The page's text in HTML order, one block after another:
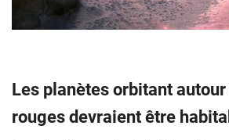
Les planètes orbitant
rouges devraient être